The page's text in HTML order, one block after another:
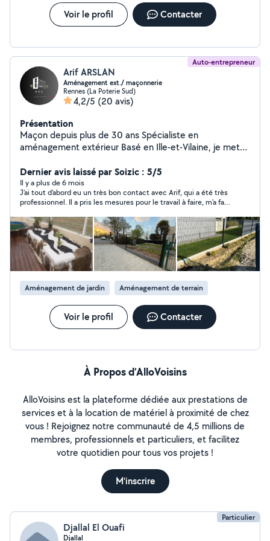
Voir le profil Contacter
Auto-entrepreneur
Arif ARSLAN
Aménagement ext./ maçonnerie
Rennes (La Poterie Sud)
4,2/5 (20 avis)
Présentation
Maçon depuis plus de 30 ans Spécialiste en
aménagement extérieur Basé en Ille-et-Vilaine, je mets
gros œuvre et l'aménagement extérieur.
Dernier avis laissé par Soizic : 5/5
Il y a plus de 6 mois
J'ai tout d'abord eu un très bon contact avec Arif, qui a été très
professionnel. Il a pris les mesures pour le travail à faire, m'a fait
pour la maçonnerie (béton, pavés, dalles sur sable). Arif s'est
chargé de la partie terrasse. Le père a été de très bons conseils
et a eu une idée que je n'avais pas imaginé. Il a posé des
bordures (il m'en restait d'un précédent chantier) de chaque
côté de la clôture ce qui permet que ce soit esthétiquement
plus joli. Je l'en remercie pour ce travail. Un travail propre,
soigné. Quand à la terrasse, je n'avais pas imaginé que leur
rencontre me permettrait de modifier certaines choses pour
rendre les finitions esthétiques (pose de planelle pour y coller
des restes de carrelage pour faire une jolie contremarche) et
corriger quelques dalles qui bougeaient un peu (terrasse sur
Aménagement de jardin Aménagement de terrain
Voir le profil Contacter
À Propos d’AlloVoisins
AlloVoisins est la plateforme dédiée aux prestations de
services et à la location de matériel à proximité de chez
vous ! Rejoignez notre communauté de 4,5 millions de
membres, professionnels et particuliers, et facilitez
votre quotidien pour tous vos projets !
M'inscrire
Particulier
Djallal El Ouafi
Djallal